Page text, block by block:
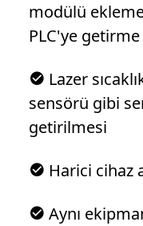
modülü
PLC'ye getirme
Lazer
sensörü gibi
getirilmesi
Harici cihaz
Aynı